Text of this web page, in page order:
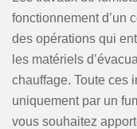
fonctionnement d’un
des opérations qui
les matériels
chauffage. Toute ces
uniquement par un
vous souhaitez